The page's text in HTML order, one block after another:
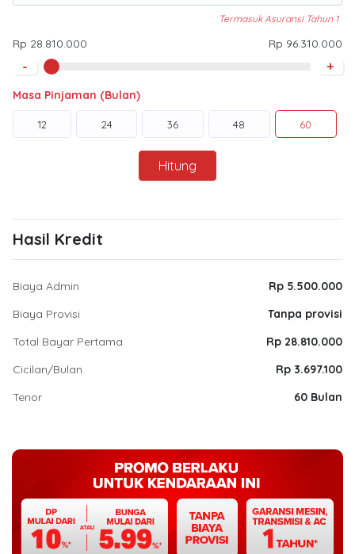
Termasuk Asuransi Tahun 1
Rp 28.810.000 Rp 96.310.000
- +
Masa Pinjaman (Bulan)
12 24 36 48 60
Hitung
Hasil Kredit
Biaya Admin
Rp 5.500.000
Biaya Provisi
Tanpa provisi
Total Bayar Pertama
Rp 28.810.000
Cicilan/Bulan
Rp 3.697.100
Tenor
60 Bulan